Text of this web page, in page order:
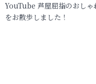
YouTube 芦屋屈指のおしゃ
をお散歩しました！